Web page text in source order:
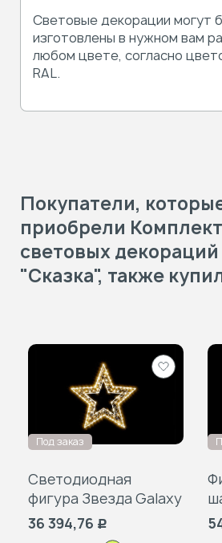
Световые декорации могут
изготовлены в нужном вам
любом цвете, согласно
RAL.
Покупатели,
приобрели Комплект
световых декораций
"Сказка", также
Добавить
в
Под заказ
Светодиодная
фигура Звезда Galaxy
36 394,76 Р